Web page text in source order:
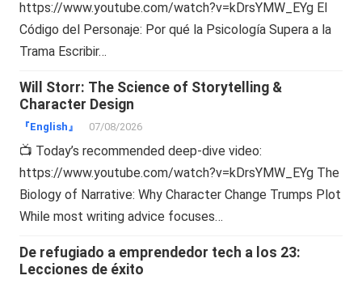
https://www.youtube.com/watch?v=kDrsYMW_EYg El
Código del Personaje: Por qué la Psicología Supera a la
Trama Escribir…
Will Storr: The Science of Storytelling &
Character Design
『English』 07/08/2026
📺 Today’s recommended deep-dive video:
https://www.youtube.com/watch?v=kDrsYMW_EYg The
Biology of Narrative: Why Character Change Trumps Plot
While most writing advice focuses…
De refugiado a emprendedor tech a los 23:
Lecciones de éxito